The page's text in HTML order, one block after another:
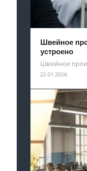
Швейное
устроено
Швейное
22.01.2026